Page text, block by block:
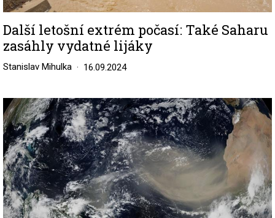
Další letošní extrém počasí: Také Saharu
zasáhly vydatné lijáky
Stanislav Mihulka 16.09.2024
Image